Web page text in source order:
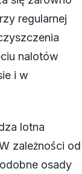
regularnej
nalotów
i w
lotna
zależności od
osady